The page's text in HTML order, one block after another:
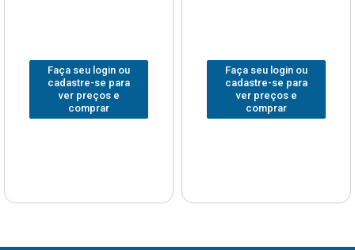
Faça seu login ou
cadastre-se para
ver preços e
comprar
Faça seu login ou
cadastre-se para
ver preços e
comprar